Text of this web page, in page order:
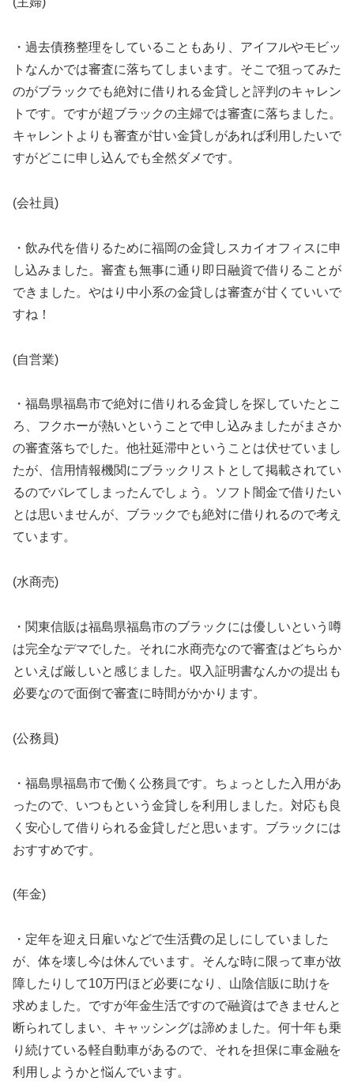
・過去債務整理をしていることもあり、アイフルやモビッ
トなんかでは審査に落ちてしまいます。そこで狙ってみた
のがブラックでも絶対に借りれる金貸しと評判のキャレン
トです。ですが超ブラックの主婦では審査に落ちました。
キャレントよりも審査が甘い金貸しがあれば利用したいで
すがどこに申し込んでも全然ダメです。
(会社員)
・飲み代を借りるために福岡の金貸しスカイオフィスに申
し込みました。審査も無事に通り即日融資で借りることが
できました。やはり中小系の金貸しは審査が甘くていいで
すね！
(自営業)
・福島県福島市で絶対に借りれる金貸しを探していたとこ
ろ、フクホーが熱いということで申し込みましたがまさか
の審査落ちでした。他社延滞中ということは伏せていまし
たが、信用情報機関にブラックリストとして掲載されてい
るのでバレてしまったんでしょう。ソフト闇金で借りたい
とは思いませんが、ブラックでも絶対に借りれるので考え
ています。
(水商売)
・関東信販は福島県福島市のブラックには優しいという噂
は完全なデマでした。それに水商売なので審査はどちらか
といえば厳しいと感じました。収入証明書なんかの提出も
必要なので面倒で審査に時間がかかります。
(公務員)
・福島県福島市で働く公務員です。ちょっとした入用があ
ったので、いつもという金貸しを利用しました。対応も良
く安心して借りられる金貸しだと思います。ブラックには
おすすめです。
(年金)
・定年を迎え日雇いなどで生活費の足しにしていました
が、体を壊し今は休んでいます。そんな時に限って車が故
障したりして10万円ほど必要になり、山陰信販に助けを
求めました。ですが年金生活ですので融資はできませんと
断られてしまい、キャッシングは諦めました。何十年も乗
り続けている軽自動車があるので、それを担保に車金融を
利用しようかと悩んでいます。